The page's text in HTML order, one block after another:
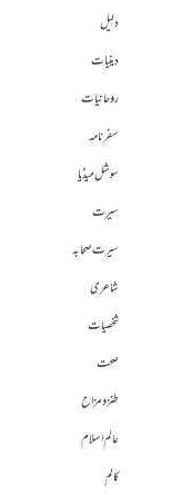
دلیل
دینیات
روحانیات
سفرنامہ
سوشل میڈیا
سیرت
سیرت صحابہ
شاعری
شخصیات
صحت
طنز و مزاح
عالم اسلام
کالم